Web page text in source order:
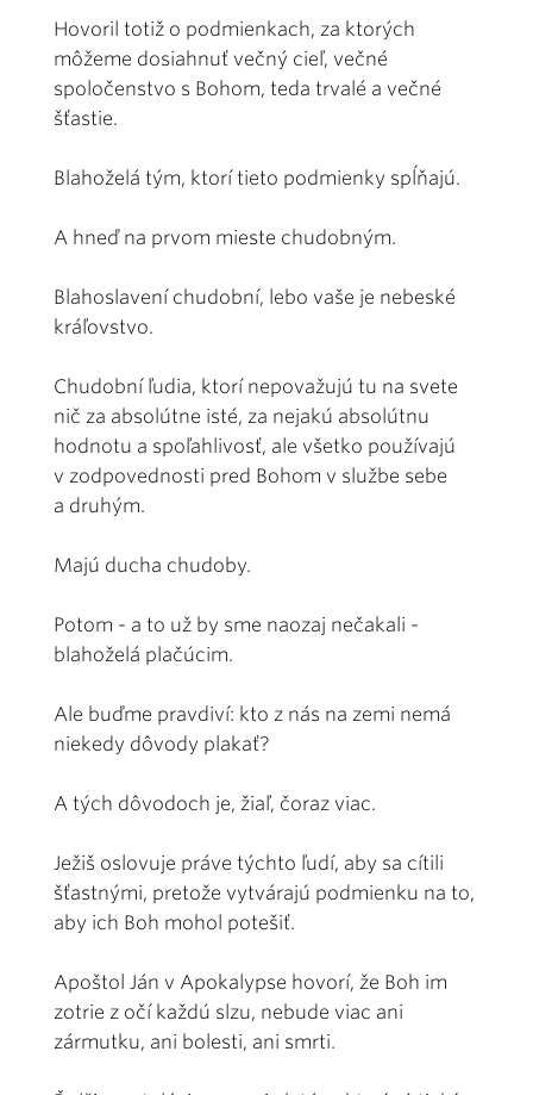
Hovoril totiž o podmienkach, za ktorých
môžeme dosiahnuť večný cieľ, večné
spoločenstvo s Bohom, teda trvalé a večné
šťastie.
Blahoželá tým, ktorí tieto podmienky spĺňajú.
A hneď na prvom mieste chudobným.
Blahoslavení chudobní, lebo vaše je nebeské
kráľovstvo.
Chudobní ľudia, ktorí nepovažujú tu na svete
nič za absolútne isté, za nejakú absolútnu
hodnotu a spoľahlivosť, ale všetko používajú
v zodpovednosti pred Bohom v službe sebe
a druhým.
Majú ducha chudoby.
Potom - a to už by sme naozaj nečakali -
blahoželá plačúcim.
Ale buďme pravdiví: kto z nás na zemi nemá
niekedy dôvody plakať?
A tých dôvodoch je, žiaľ, čoraz viac.
Ježiš oslovuje práve týchto ľudí, aby sa cítili
šťastnými, pretože vytvárajú podmienku na to,
aby ich Boh mohol potešiť.
Apoštol Ján v Apokalypse hovorí, že Boh im
zotrie z očí každú slzu, nebude viac ani
zármutku, ani bolesti, ani smrti.